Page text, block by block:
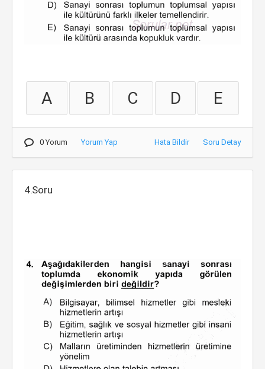
A B C D E
0 Yorum Yorum Yap Hata Bildir Soru Detay
4.Soru